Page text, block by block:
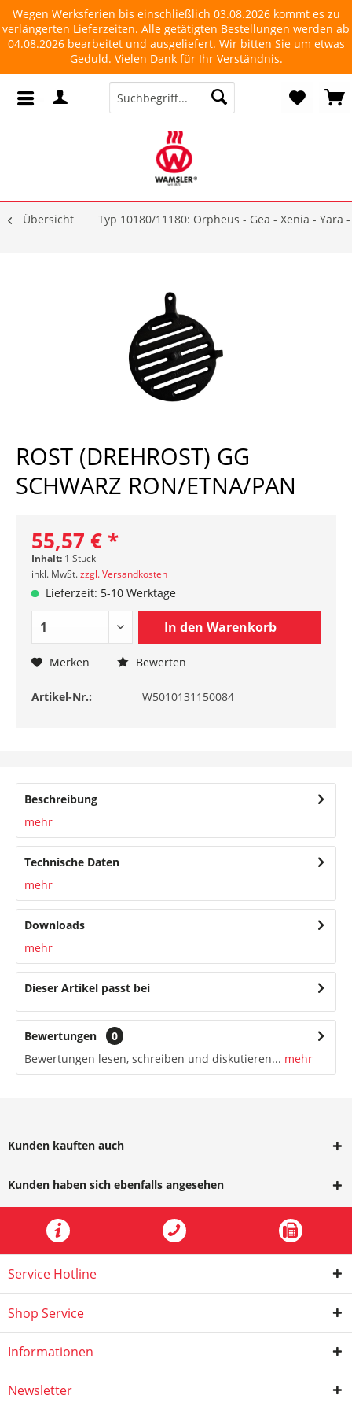
Wegen Werksferien bis einschließlich 03.08.2026 kommt es zu
verlängerten Lieferzeiten. Alle getätigten Bestellungen werden ab
04.08.2026 bearbeitet und ausgeliefert. Wir bitten Sie um etwas
Geduld. Vielen Dank für Ihr Verständnis.
Übersicht Typ 10180/11180: Orpheus - Gea - Xenia - Yara
ROST (DREHROST) GG
SCHWARZ RON/ETNA/PAN
55,57 € *
Inhalt: 1 Stück
inkl. MwSt.zzgl. Versandkosten
Lieferzeit: 5-10 Werktage
In den Warenkorb
Merken Bewerten
Artikel-Nr.: W5010131150084
Beschreibung
mehr
Technische Daten
mehr
Downloads
mehr
Dieser Artikel passt bei
Bewertungen
0
Bewertungen lesen, schreiben und diskutieren... mehr
Kunden kauften auch
Kunden haben sich ebenfalls angesehen
Service Hotline
Shop Service
Informationen
Newsletter